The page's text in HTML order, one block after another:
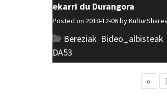
ekarri du Durangora
Posted on 2018-12-06 byKulturSharea
Bereziak Bideo_albisteak
DA53
«